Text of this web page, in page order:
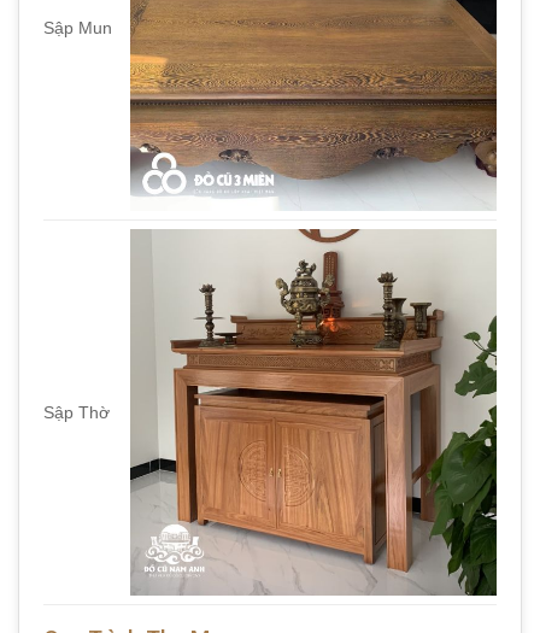
Sập Mun
Sập Thờ